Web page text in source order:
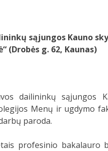
sąjungos Kauno
(Drobės g. 62, Kaunas)
dailininkų sąjungos
Menų ir ugdymo
paroda.
profesinio bakalauro